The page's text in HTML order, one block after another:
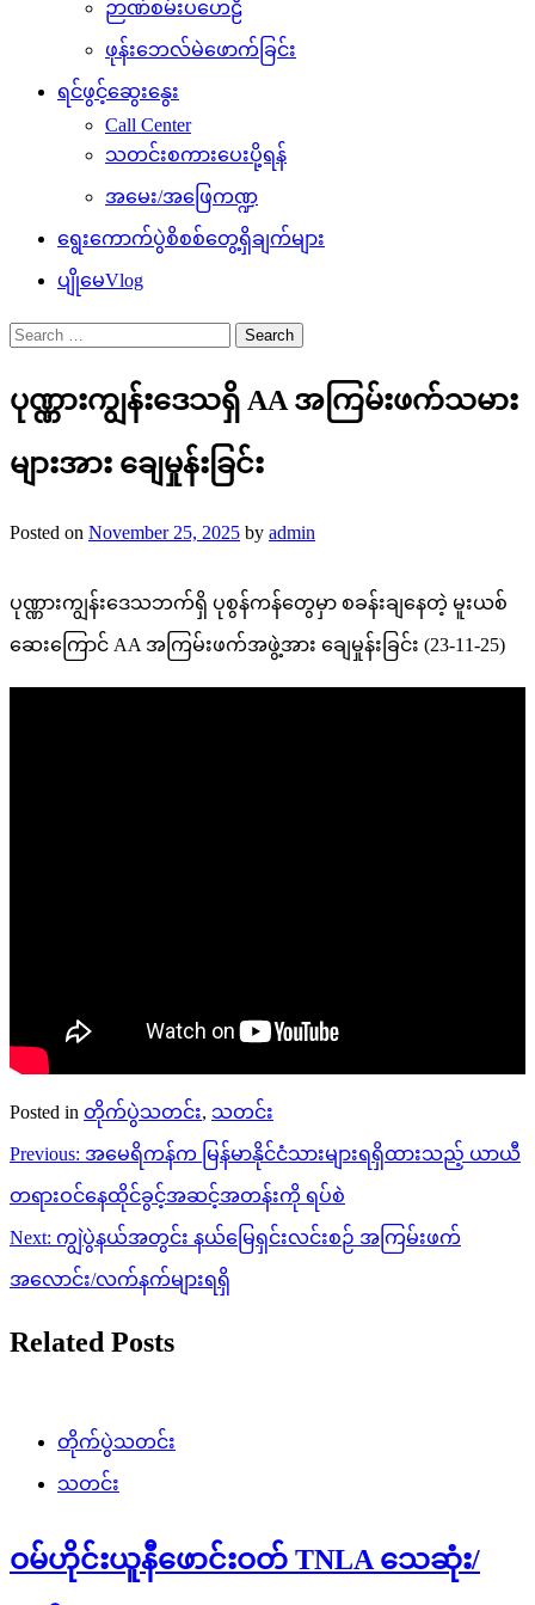
ဉာဏ်စမ်းပဟေဠိ
ဖုန်းဘေလ်မဲဖောက်ခြင်း
ရင်ဖွင့်ဆွေးနွေး
Call Center
သတင်းစကားပေးပို့ရန်
အမေး/အဖြေကဏ္ဍ
ရွေးကောက်ပွဲစိစစ်တွေ့ရှိချက်များ
ပျိုမေVlog
Search
for:
ပုဏ္ဏားကျွန်းဒေသရှိ AA အကြမ်းဖက်သမား
များအား ချေမှုန်းခြင်း
Posted on November 25, 2025 by admin
ပုဏ္ဏားကျွန်းဒေသဘက်ရှိ ပုစွန်ကန်တွေမှာ စခန်းချနေတဲ့ မူးယစ်
ဆေးကြောင် AA အကြမ်းဖက်အဖွဲ့အား ချေမှုန်းခြင်း (23-11-25)
Posted in တိုက်ပွဲသတင်း, သတင်း
Post
navigation
Previous: အမေရိကန်က မြန်မာနိုင်ငံသားများရရှိထားသည့် ယာယီ
တရားဝင်နေထိုင်ခွင့်အဆင့်အတန်းကို ရပ်စဲ
Next: ကျွဲပွဲနယ်အတွင်း နယ်မြေရှင်းလင်းစဉ် အကြမ်းဖက်
အလောင်း/လက်နက်များရရှိ
Related Posts
တိုက်ပွဲသတင်း
သတင်း
ဝမ်ဟိုင်းယူနီဖောင်းဝတ် TNLA သေဆုံး/